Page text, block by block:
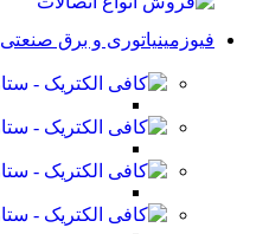
فیوزمینیاتوری و برق صنعتی